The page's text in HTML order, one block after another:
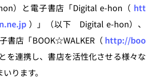
）と電子書店「Digital e-hon（ htt
）」（以下 Digital e-hon）、
書店「BOOK☆WALKER（ http://boo
を連携し、書店を活性化させる様々な
ります。